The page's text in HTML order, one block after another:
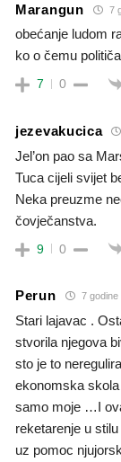
Marangun 7
obećanje ludom
ko o čemu
7 0
jezevakucica
Jel’on pao sa
Tuca cijeli svijet
Neka preuzme
čovječanstva.
9 0
Perun 7 godine
Stari lajavac .
stvorila njegova
sto je to
ekonomska
samo moje …I
reketarenje u
uz pomoc